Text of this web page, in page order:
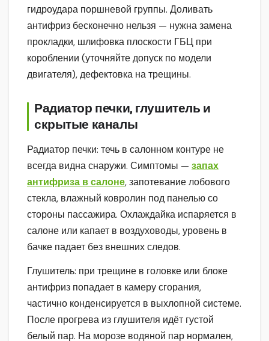
гидроудара поршневой группы. Доливать
антифриз бесконечно нельзя — нужна замена
прокладки, шлифовка плоскости ГБЦ при
короблении (уточняйте допуск по модели
двигателя), дефектовка на трещины.
Радиатор печки, глушитель и
скрытые каналы
Радиатор печки: течь в салонном контуре не
всегда видна снаружи. Симптомы — запах
антифриза в салоне, запотевание лобового
стекла, влажный ковролин под панелью со
стороны пассажира. Охлаждайка испаряется в
салоне или капает в воздуховоды, уровень в
бачке падает без внешних следов.
Глушитель: при трещине в головке или блоке
антифриз попадает в камеру сгорания,
частично конденсируется в выхлопной системе.
После прогрева из глушителя идёт густой
белый пар. На морозе водяной пар нормален,